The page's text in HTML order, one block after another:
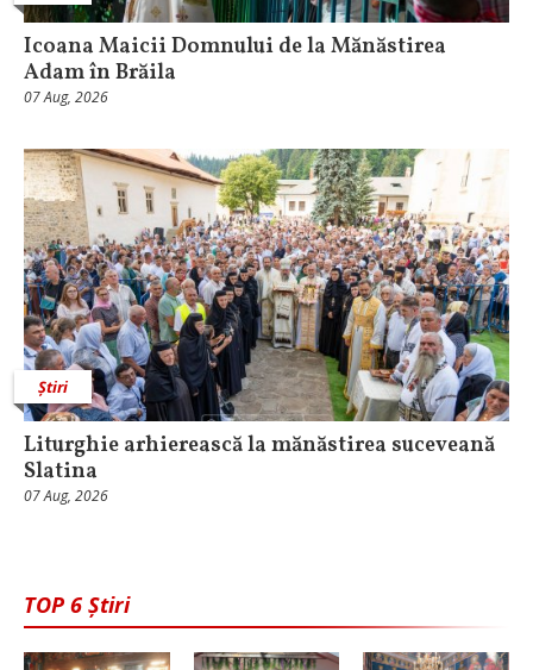
Icoana Maicii Domnului de la Mănăstirea
Adam în Brăila
07 Aug, 2026
Știri
Liturghie arhierească la mănăstirea suceveană
Slatina
07 Aug, 2026
TOP 6 Știri